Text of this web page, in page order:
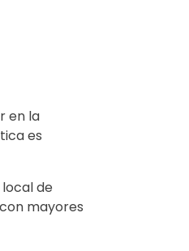
en la
es
de
mayores